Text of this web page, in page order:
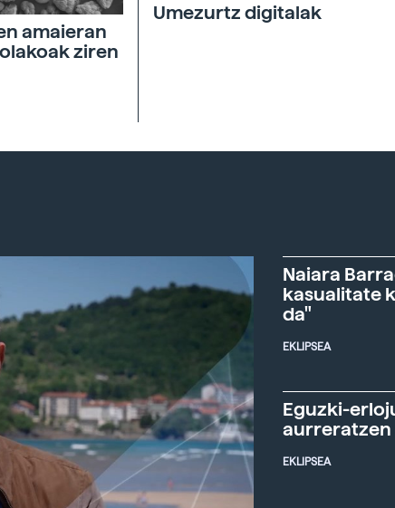
amaieran
ziren
Umezurtz digitalak
Naiara
kasualitate
da"
EKLIPSEA
Eguzki-
aurreratzen
EKLIPSEA